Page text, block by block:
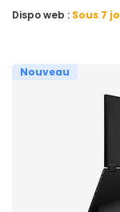
Dispo web : Sous 7
Nouveau